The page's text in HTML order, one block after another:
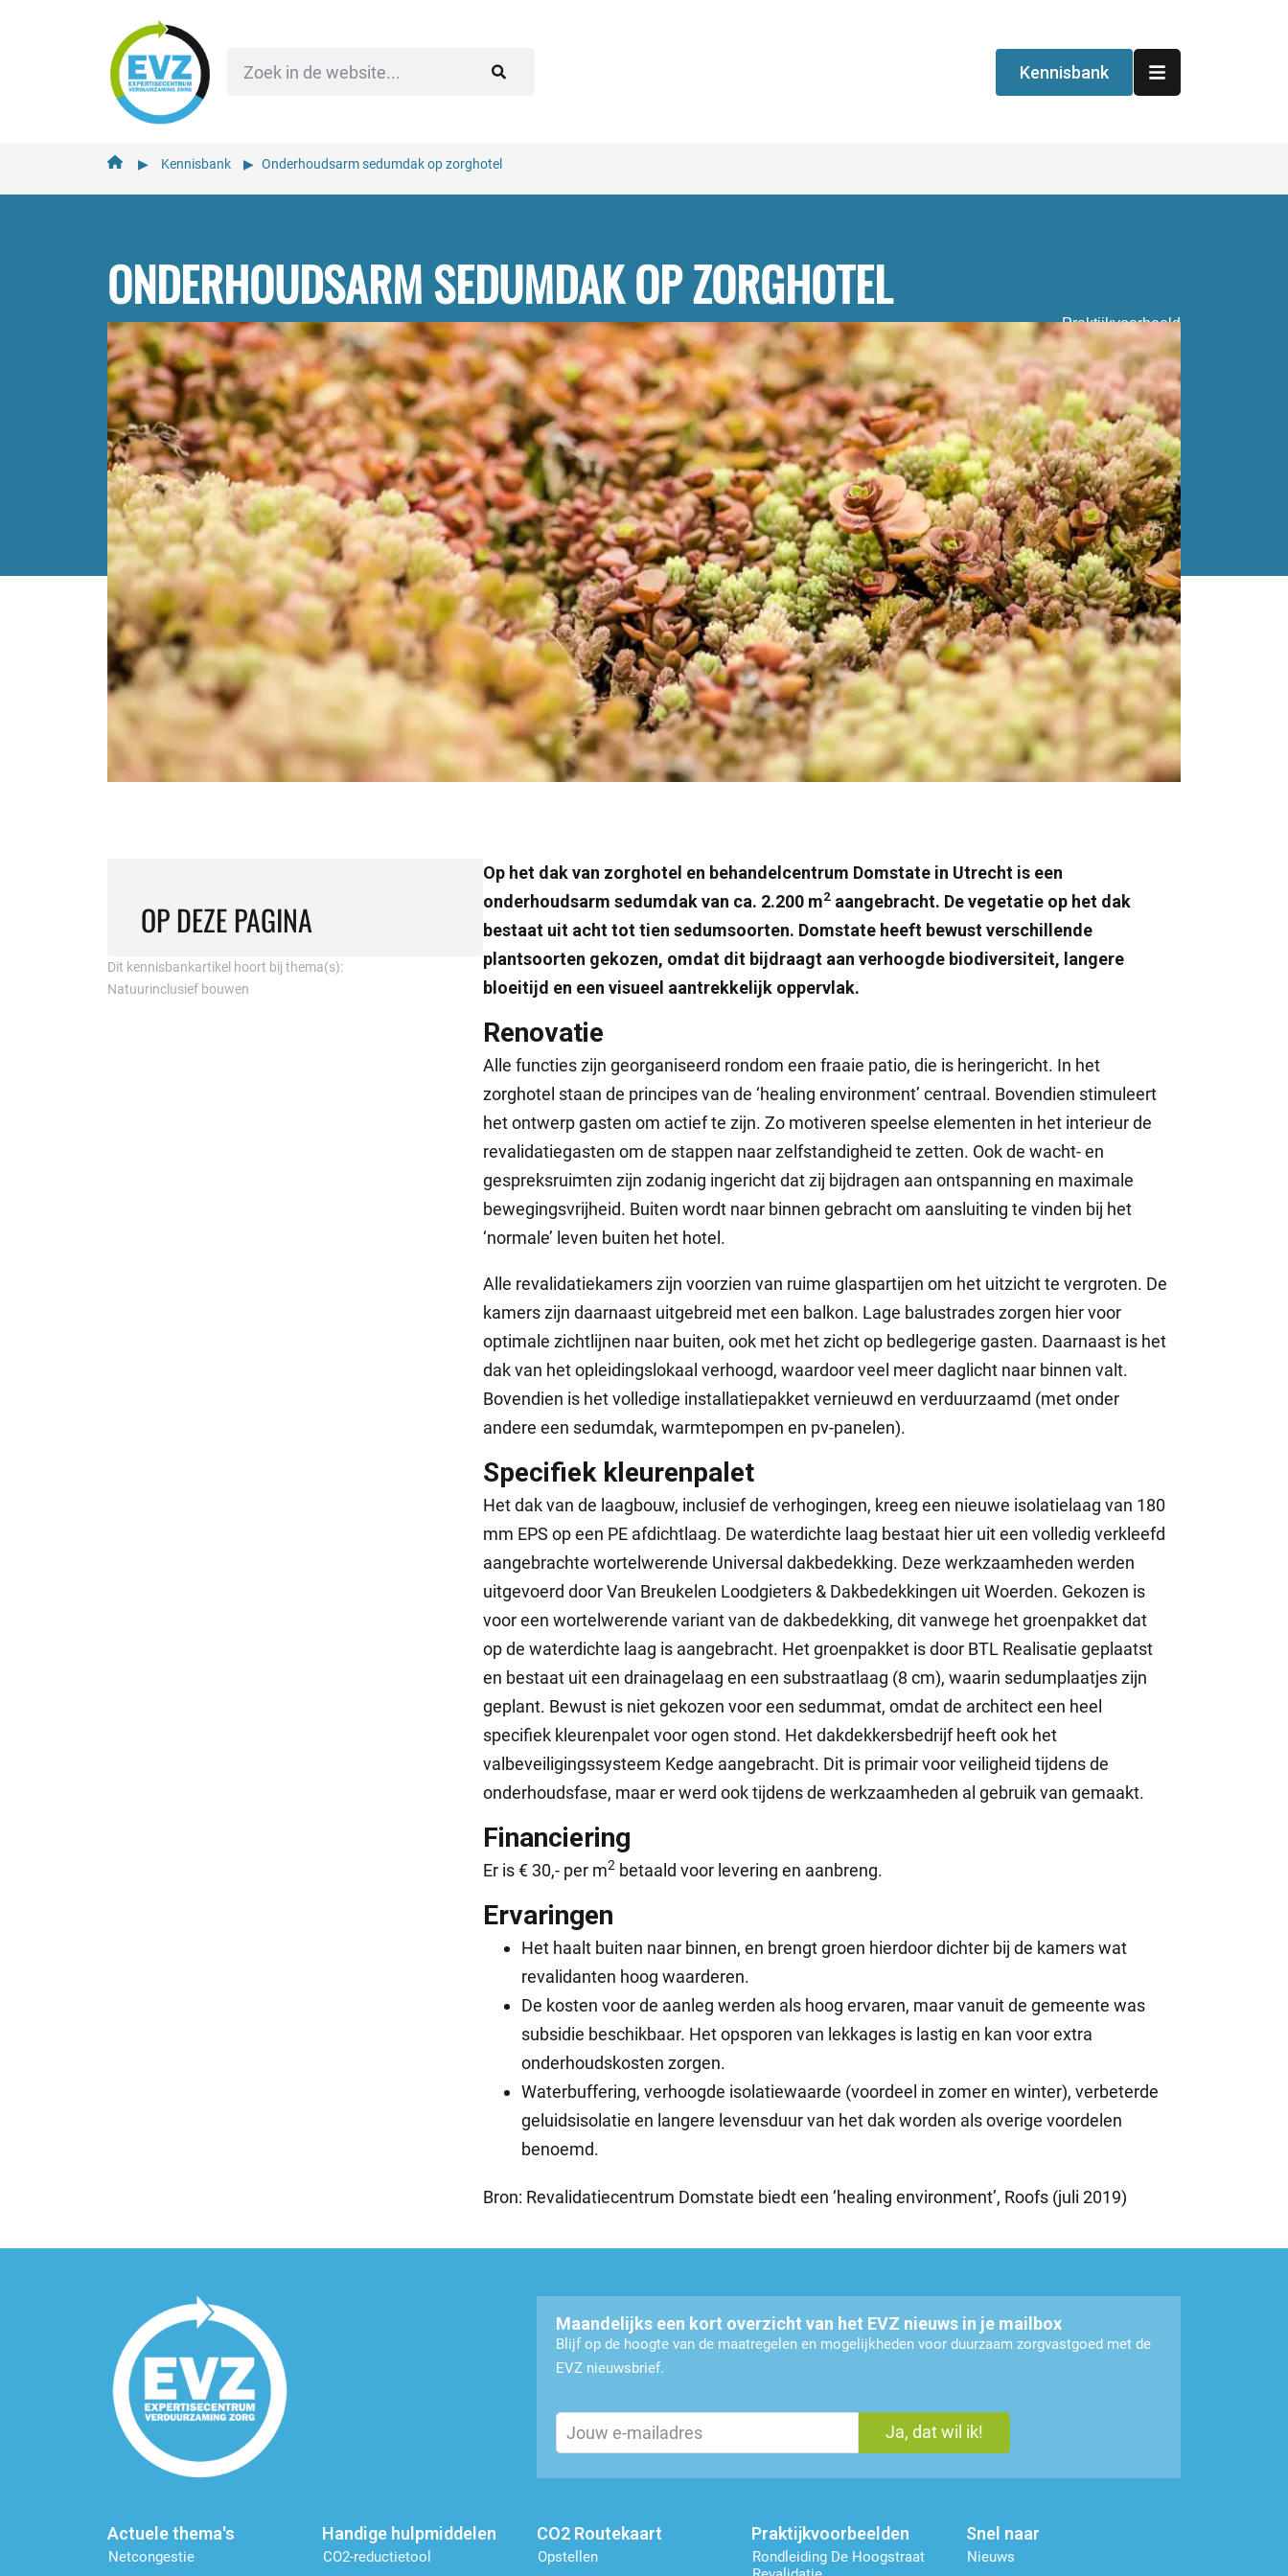
Kennisbank
▶︎ Kennisbank ▶︎ Onderhoudsarm sedumdak op zorghotel
ONDERHOUDSARM SEDUMDAK OP ZORGHOTEL
Praktijkvoorbeeld
OP DEZE PAGINA
Dit kennisbankartikel hoort bij thema(s):
Natuurinclusief bouwen
Op het dak van zorghotel en behandelcentrum Domstate in Utrecht is een
onderhoudsarm sedumdak van ca. 2.200 m2 aangebracht. De vegetatie op het dak
bestaat uit acht tot tien sedumsoorten. Domstate heeft bewust verschillende
plantsoorten gekozen, omdat dit bijdraagt aan verhoogde biodiversiteit, langere
bloeitijd en een visueel aantrekkelijk oppervlak.
Renovatie
Alle functies zijn georganiseerd rondom een fraaie patio, die is heringericht. In het
zorghotel staan de principes van de ‘healing environment’ centraal. Bovendien stimuleert
het ontwerp gasten om actief te zijn. Zo motiveren speelse elementen in het interieur de
revalidatiegasten om de stappen naar zelfstandigheid te zetten. Ook de wacht- en
gespreksruimten zijn zodanig ingericht dat zij bijdragen aan ontspanning en maximale
bewegingsvrijheid. Buiten wordt naar binnen gebracht om aansluiting te vinden bij het
‘normale’ leven buiten het hotel.
Alle revalidatiekamers zijn voorzien van ruime glaspartijen om het uitzicht te vergroten. De
kamers zijn daarnaast uitgebreid met een balkon. Lage balustrades zorgen hier voor
optimale zichtlijnen naar buiten, ook met het zicht op bedlegerige gasten. Daarnaast is het
dak van het opleidingslokaal verhoogd, waardoor veel meer daglicht naar binnen valt.
Bovendien is het volledige installatiepakket vernieuwd en verduurzaamd (met onder
andere een sedumdak, warmtepompen en pv-panelen).
Specifiek kleurenpalet
Het dak van de laagbouw, inclusief de verhogingen, kreeg een nieuwe isolatielaag van 180
mm EPS op een PE afdichtlaag. De waterdichte laag bestaat hier uit een volledig verkleefd
aangebrachte wortelwerende Universal dakbedekking. Deze werkzaamheden werden
uitgevoerd door Van Breukelen Loodgieters & Dakbedekkingen uit Woerden. Gekozen is
voor een wortelwerende variant van de dakbedekking, dit vanwege het groenpakket dat
op de waterdichte laag is aangebracht. Het groenpakket is door BTL Realisatie geplaatst
en bestaat uit een drainagelaag en een substraatlaag (8 cm), waarin sedumplaatjes zijn
geplant. Bewust is niet gekozen voor een sedummat, omdat de architect een heel
specifiek kleurenpalet voor ogen stond. Het dakdekkersbedrijf heeft ook het
valbeveiligingssysteem Kedge aangebracht. Dit is primair voor veiligheid tijdens de
onderhoudsfase, maar er werd ook tijdens de werkzaamheden al gebruik van gemaakt.
Financiering
Er is € 30,- per m2 betaald voor levering en aanbreng.
Ervaringen
Het haalt buiten naar binnen, en brengt groen hierdoor dichter bij de kamers wat
revalidanten hoog waarderen.
De kosten voor de aanleg werden als hoog ervaren, maar vanuit de gemeente was
subsidie beschikbaar. Het opsporen van lekkages is lastig en kan voor extra
onderhoudskosten zorgen.
Waterbuffering, verhoogde isolatiewaarde (voordeel in zomer en winter), verbeterde
geluidsisolatie en langere levensduur van het dak worden als overige voordelen
benoemd.
Bron: Revalidatiecentrum Domstate biedt een ‘healing environment’, Roofs (juli 2019)
Maandelijks een kort overzicht van het EVZ nieuws in je mailbox
Blijf op de hoogte van de maatregelen en mogelijkheden voor duurzaam zorgvastgoed met de
EVZ nieuwsbrief.
Email
(Vereist)
Actuele thema's
Netcongestie
Handige hulpmiddelen
CO2-reductietool
CO2 Routekaart
Opstellen
Praktijkvoorbeelden
Rondleiding De Hoogstraat
Snel naar
Nieuws